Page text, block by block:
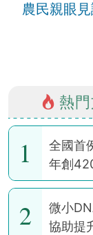
農民親眼
熱
1
全國首
年創
2
微小
協助提